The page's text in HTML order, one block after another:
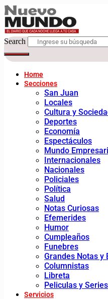
Search
Home
Secciones
San Juan
Locales
Cultura y
Deportes
Economía
Espectáculos
Mundo
Internacionales
Nacionales
Policiales
Política
Salud
Notas Curiosas
Efemerides
Humor
Cumpleaños
Funebres
Grandes Notas y
Columnistas
Libreta
Peliculas y
Servicios